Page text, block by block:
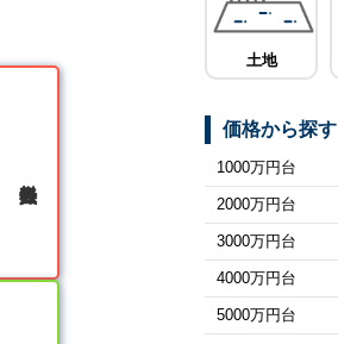
土地
価格から探す
1000万円台
2000万円台
3000万円台
4000万円台
5000万円台